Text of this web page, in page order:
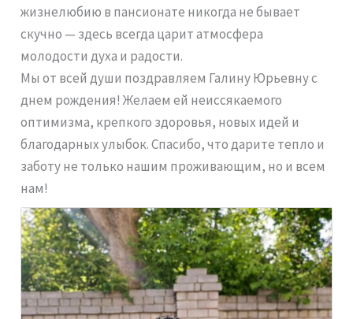
жизнелюбию в пансионате никогда не бывает
скучно — здесь всегда царит атмосфера
молодости духа и радости.
Мы от всей души поздравляем Галину Юрьевну с
днем рождения! Желаем ей неиссякаемого
оптимизма, крепкого здоровья, новых идей и
благодарных улыбок. Спасибо, что дарите тепло и
заботу не только нашим проживающим, но и всем
нам!